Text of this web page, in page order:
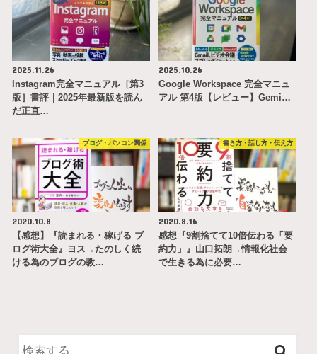
2025.11.26
Instagram完全マニュアル［第3
版］書評｜2025年最新版を読ん
だ正直…
2025.10.26
Google Workspace 完全マニュ
アル 第4版【レビュー】Gemi…
ブログ・パソコン関係
2020.10.8
【感想】『読まれる・稼げる ブ
ログ術大全』ヨス→たのしく続
ける為のブログの教…
書き方・話し方・伝え方
2020.8.16
感想『9割捨てて10倍伝わる「要
約力」』山口拓朗→情報化社会
で生きる為に必要…